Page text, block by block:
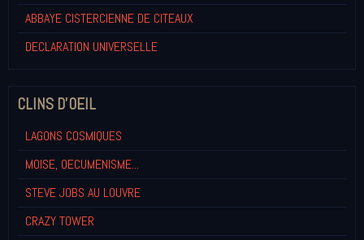
ABBAYE CISTERCIENNE DE CITEAUX
DECLARATION UNIVERSELLE
CLINS D'OEIL
LAGONS COSMIQUES
MOISE, OECUMENISME...
STEVE JOBS AU LOUVRE
CRAZY TOWER